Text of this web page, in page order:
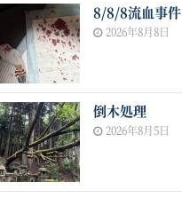
8/8/8流血事件
2026年8月8日
倒木処理
2026年8月5日